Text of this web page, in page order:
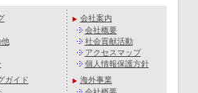
第三者提供記録の
します。
他
ガイド
会社案内
会社概要
社会貢献活動
アクセスマップ
個人情報保護方針
海外事業